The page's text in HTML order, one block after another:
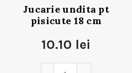
Jucarie undita pt
pisicute 18 cm
10.10 lei